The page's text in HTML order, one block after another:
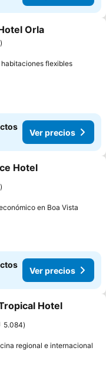
a favoritos
Orla
flexibles
Ver precios
a favoritos
Hotel
en Boa Vista
Ver precios
a favoritos
Hotel
5.084
regional e internacional